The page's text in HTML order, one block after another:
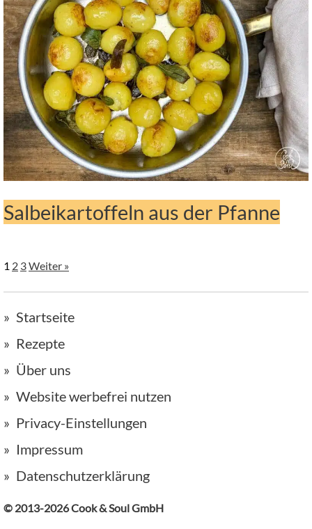
Salbeikartoffeln aus der Pfanne
1 2 3Weiter »
Startseite
Rezepte
Über uns
Website werbefrei nutzen
Privacy-Einstellungen
Impressum
Datenschutzerklärung
© 2013-2026 Cook & Soul GmbH